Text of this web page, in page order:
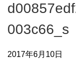
003c66_s
2017年6月10日